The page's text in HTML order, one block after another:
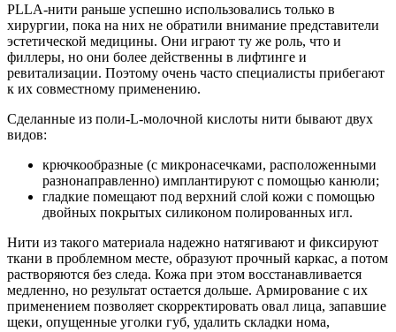
PLLA-нити раньше успешно использовались только в
хирургии, пока на них не обратили внимание представители
эстетической медицины. Они играют ту же роль, что и
филлеры, но они более действенны в лифтинге и
ревитализации. Поэтому очень часто специалисты прибегают
к их совместному применению.
Сделанные из поли-L-молочной кислоты нити бывают двух
видов:
крючкообразные (с микронасечками, расположенными
разнонаправленно) имплантируют с помощью канюли;
гладкие помещают под верхний слой кожи с помощью
двойных покрытых силиконом полированных игл.
Нити из такого материала надежно натягивают и фиксируют
ткани в проблемном месте, образуют прочный каркас, а потом
растворяются без следа. Кожа при этом восстанавливается
медленно, но результат остается дольше. Армирование с их
применением позволяет скорректировать овал лица, запавшие
щеки, опущенные уголки губ, удалить складки нома,